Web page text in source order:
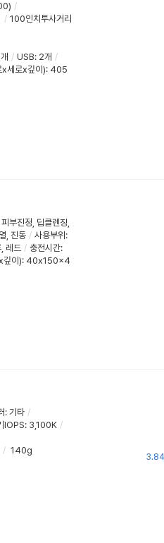
/
/ 100인치투사거리
/ USB: 2개 /
x세로x깊이): 405
피부진정 딥클렌징
진동 / 사용부위 :
, 레드 / 충전시간:
x깊이): 40x150x4
: 기타 /
IOPS: 3,100K /
/ 140g